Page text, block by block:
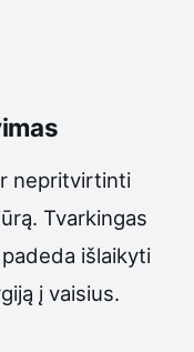
nepritvirtinti
Tvarkingas
išlaikyti
į vaisius.